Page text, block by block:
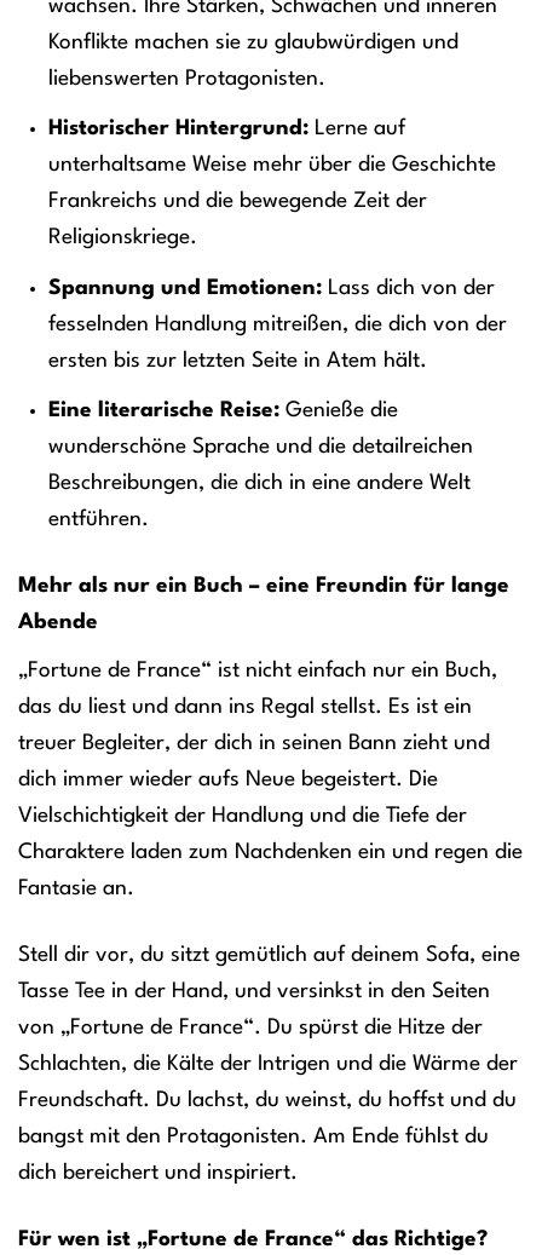
wachsen. Ihre Stärken, Schwächen und inneren
Konflikte machen sie zu glaubwürdigen und
liebenswerten Protagonisten.
Historischer Hintergrund:Lerne auf
unterhaltsame Weise mehr über die Geschichte
Frankreichs und die bewegende Zeit der
Religionskriege.
Spannung und Emotionen:Lass dich von der
fesselnden Handlung mitreißen, die dich von der
ersten bis zur letzten Seite in Atem hält.
Eine literarische Reise:Genieße die
wunderschöne Sprache und die detailreichen
Beschreibungen, die dich in eine andere Welt
entführen.
Mehr als nur ein Buch – eine Freundin für lange
Abende
„Fortune de France“ ist nicht einfach nur ein Buch,
das du liest und dann ins Regal stellst. Es ist ein
treuer Begleiter, der dich in seinen Bann zieht und
dich immer wieder aufs Neue begeistert. Die
Vielschichtigkeit der Handlung und die Tiefe der
Charaktere laden zum Nachdenken ein und regen die
Fantasie an.
Stell dir vor, du sitzt gemütlich auf deinem Sofa, eine
Tasse Tee in der Hand, und versinkst in den Seiten
von „Fortune de France“. Du spürst die Hitze der
Schlachten, die Kälte der Intrigen und die Wärme der
Freundschaft. Du lachst, du weinst, du hoffst und du
bangst mit den Protagonisten. Am Ende fühlst du
dich bereichert und inspiriert.
Für wen ist „Fortune de France“ das Richtige?